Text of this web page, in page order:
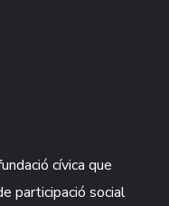
cívica que
participació social